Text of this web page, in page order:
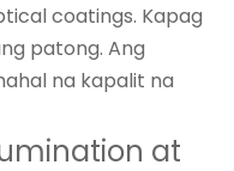
coatings. Kapag
patong. Ang
na kapalit na
at